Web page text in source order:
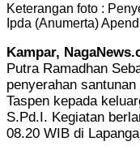
Keterangan foto :
Ipda (Anumerta)
Kampar,
Putra Ramadhan
penyerahan
Taspen kepada
S.Pd.I. Kegiatan
08.20 WIB di